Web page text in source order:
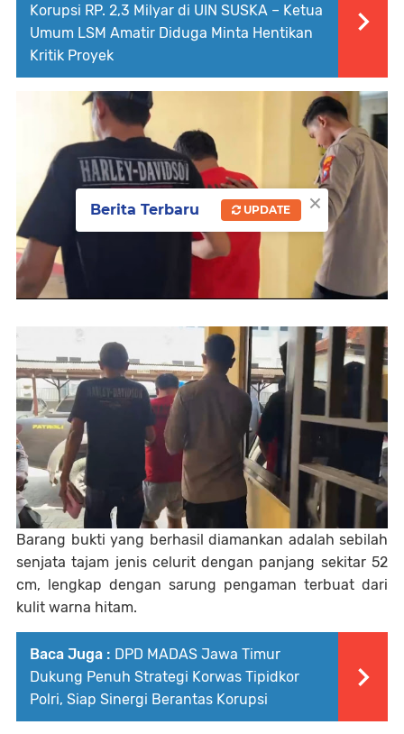
Korupsi RP. 2,3 Milyar di UIN SUSKA – Ketua
Umum LSM Amatir Diduga Minta Hentikan
Kritik Proyek
Barang bukti yang berhasil diamankan adalah sebilah
senjata tajam jenis celurit dengan panjang sekitar 52
cm, lengkap dengan sarung pengaman terbuat dari
kulit warna hitam.
Baca Juga : DPD MADAS Jawa Timur
Dukung Penuh Strategi Korwas Tipidkor
Polri, Siap Sinergi Berantas Korupsi
×
Berita Terbaru UPDATE